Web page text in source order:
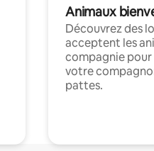
Animaux
Découvrez des
acceptent les
compagnie pour
votre
pattes.